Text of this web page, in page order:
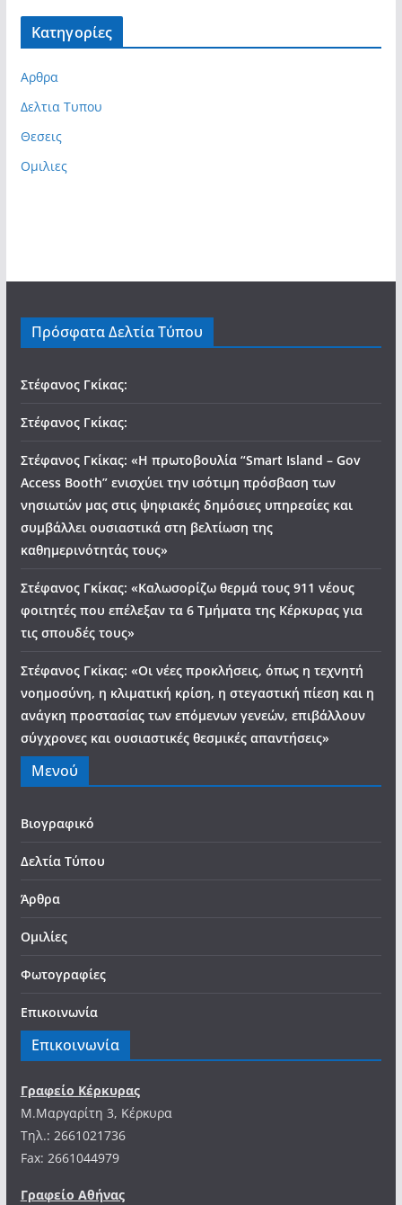
Kατηγορίες
Αρθρα
Δελτια Τυπου
Θεσεις
Ομιλιες
Πρόσφατα Δελτία Τύπου
Στέφανος Γκίκας:
Στέφανος Γκίκας:
Στέφανος Γκίκας: «Η πρωτοβουλία “Smart Island – Gov
Access Booth” ενισχύει την ισότιμη πρόσβαση των
νησιωτών μας στις ψηφιακές δημόσιες υπηρεσίες και
συμβάλλει ουσιαστικά στη βελτίωση της
καθημερινότητάς τους»
Στέφανος Γκίκας: «Καλωσορίζω θερμά τους 911 νέους
φοιτητές που επέλεξαν τα 6 Τμήματα της Κέρκυρας για
τις σπουδές τους»
Στέφανος Γκίκας: «Οι νέες προκλήσεις, όπως η τεχνητή
νοημοσύνη, η κλιματική κρίση, η στεγαστική πίεση και η
ανάγκη προστασίας των επόμενων γενεών, επιβάλλουν
σύγχρονες και ουσιαστικές θεσμικές απαντήσεις»
Μενού
Βιογραφικό
Δελτία Τύπου
Άρθρα
Ομιλίες
Φωτογραφίες
Επικοινωνία
Επικοινωνία
Γραφείο Κέρκυρας
Μ.Μαργαρίτη 3, Κέρκυρα
Tηλ.: 2661021736
Fax: 2661044979
Γραφείο Αθήνας